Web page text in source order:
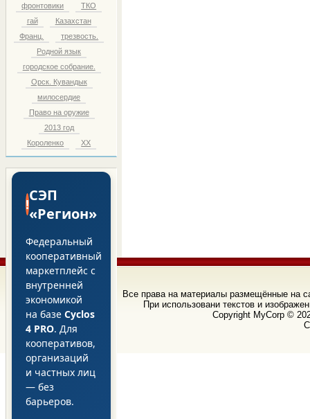
фронтовики
ТКО
гай
Казахстан
Франц.
трезвость.
Родной язык
городское собрание.
Орск. Кувандык
милосердие
Право на оружие
2013 год
Короленко
ХХ
!СЭП
«Регион»
Федеральный
кооперативный
маркетплейс с
внутренней
экономикой
на базе Cyclos
4 PRO. Для
кооперативов,
организаций
и частных лиц
— без
барьеров.
Все права на материалы размещённые на
При использовани текстов и
Copyright MyCorp ©